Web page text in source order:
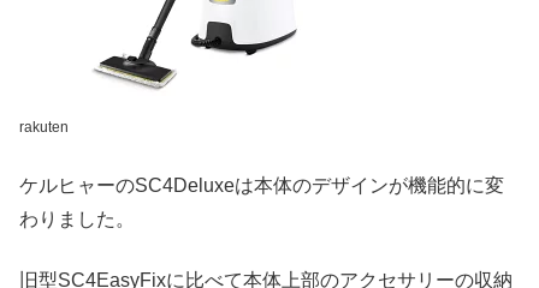
rakuten
ケルヒャーのSC4Deluxeは本体のデザインが機能的に変
わりました。
旧型SC4EasyFixに比べて本体上部のアクセサリーの収納